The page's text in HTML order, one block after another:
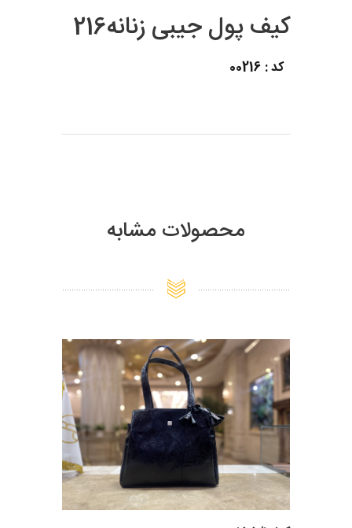
کیف پول جیبی زنانه216
کد : 00216
محصولات مشابه